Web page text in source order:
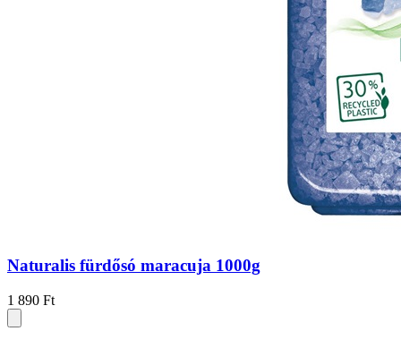
Naturalis fürdősó maracuja 1000g
1 890 Ft